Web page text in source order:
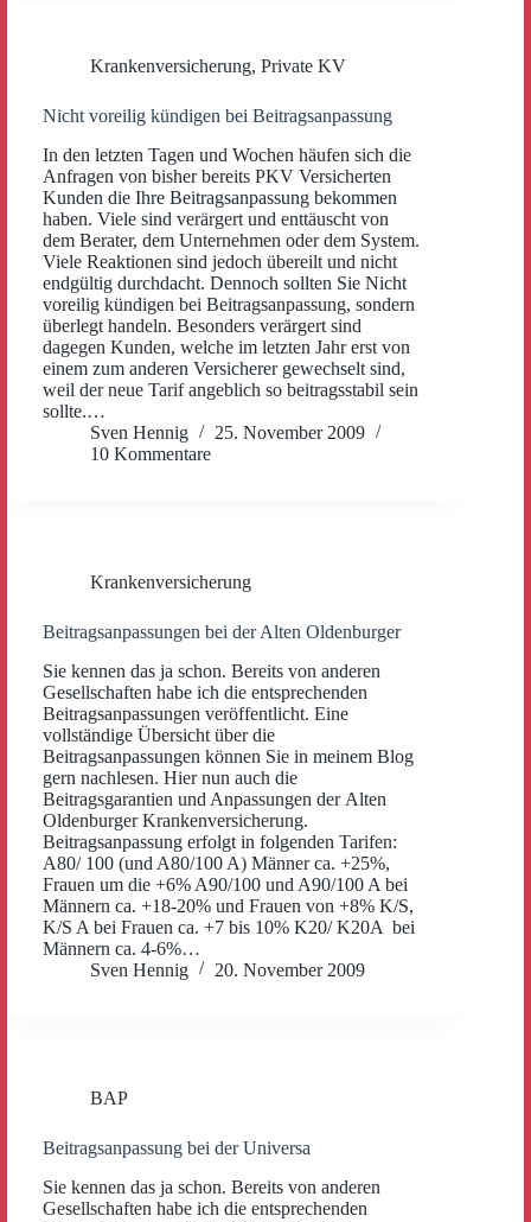
Krankenversicherung, Private KV
Nicht voreilig kündigen bei Beitragsanpassung
In den letzten Tagen und Wochen häufen sich die
Anfragen von bisher bereits PKV Versicherten
Kunden die Ihre Beitragsanpassung bekommen
haben. Viele sind verärgert und enttäuscht von
dem Berater, dem Unternehmen oder dem System.
Viele Reaktionen sind jedoch übereilt und nicht
endgültig durchdacht. Dennoch sollten Sie Nicht
voreilig kündigen bei Beitragsanpassung, sondern
überlegt handeln. Besonders verärgert sind
dagegen Kunden, welche im letzten Jahr erst von
einem zum anderen Versicherer gewechselt sind,
weil der neue Tarif angeblich so beitragsstabil sein
sollte.…
Sven Hennig
25. November 2009
10 Kommentare
Krankenversicherung
Beitragsanpassungen bei der Alten Oldenburger
Sie kennen das ja schon. Bereits von anderen
Gesellschaften habe ich die entsprechenden
Beitragsanpassungen veröffentlicht. Eine
vollständige Übersicht über die
Beitragsanpassungen können Sie in meinem Blog
gern nachlesen. Hier nun auch die
Beitragsgarantien und Anpassungen der Alten
Oldenburger Krankenversicherung.
Beitragsanpassung erfolgt in folgenden Tarifen:
A80/ 100 (und A80/100 A) Männer ca. +25%,
Frauen um die +6% A90/100 und A90/100 A bei
Männern ca. +18-20% und Frauen von +8% K/S,
K/S A bei Frauen ca. +7 bis 10% K20/ K20A bei
Männern ca. 4-6%…
Sven Hennig
20. November 2009
BAP
Beitragsanpassung bei der Universa
Sie kennen das ja schon. Bereits von anderen
Gesellschaften habe ich die entsprechenden